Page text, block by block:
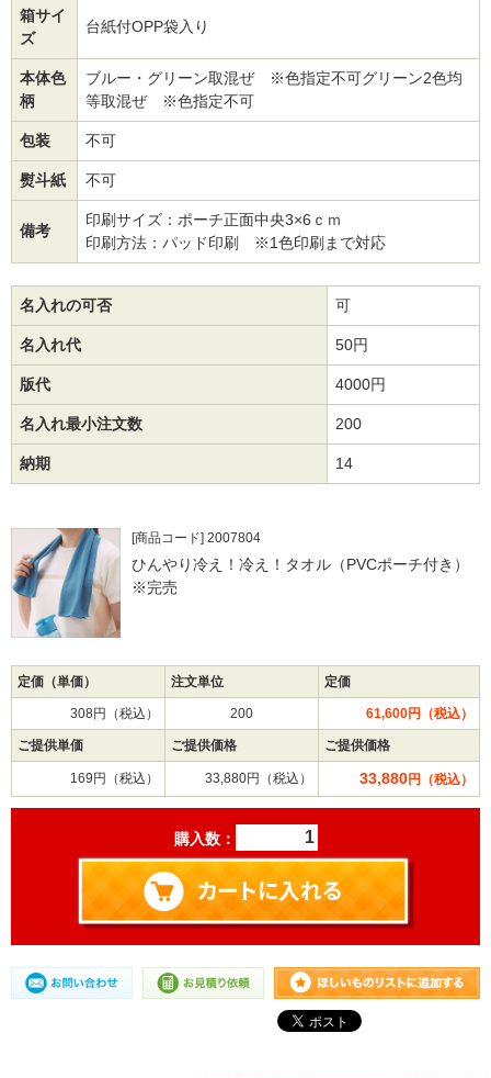
箱サイ
ズ
台紙付OPP袋入り
本体色
柄
ブルー・グリーン取混ぜ ※色指定不可グリーン2色均
等取混ぜ ※色指定不可
包装 不可
熨斗紙 不可
備考
印刷サイズ：ポーチ正面中央3×6ｃｍ
印刷方法：パッド印刷 ※1色印刷まで対応
名入れの可否 可
名入れ代 50円
版代 4000円
名入れ最小注文数 200
納期 14
[商品コード] 2007804
ひんやり冷え！冷え！タオル（PVCポーチ付き）
※完売
定価（単価） 注文単位 定価
308円（税込） 200 61,600円（税込）
ご提供単価 ご提供価格 ご提供価格
169円（税込） 33,880円（税込） 33,880円（税込）
購入数：